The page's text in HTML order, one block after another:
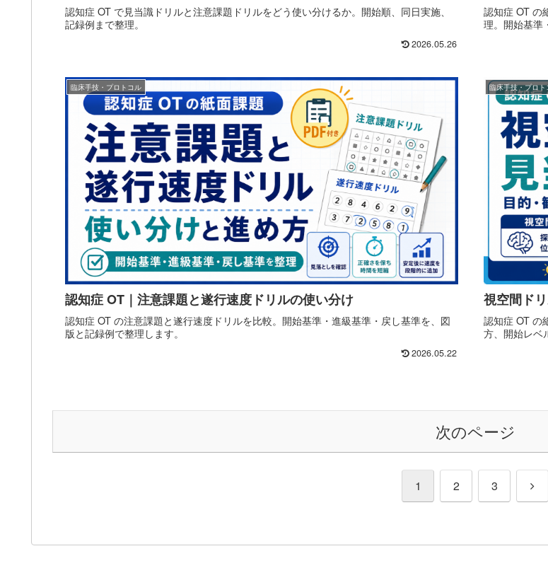
認知症 OT で見当識ドリルと注意課題ドリルをどう使い分けるか。開始順、同日実施、
記録例まで整理。
2026.05.26
認知症 OT の
理。開始基準
臨床手技・プロトコル
認知症 OT｜注意課題と遂行速度ドリルの使い分け
認知症 OT の注意課題と遂行速度ドリルを比較。開始基準・進級基準・戻し基準を、図
版と記録例で整理します。
2026.05.22
臨床手技・プロト
視空間ド
認知症 OT の
方、開始レベ
次のページ
1 2 3
次